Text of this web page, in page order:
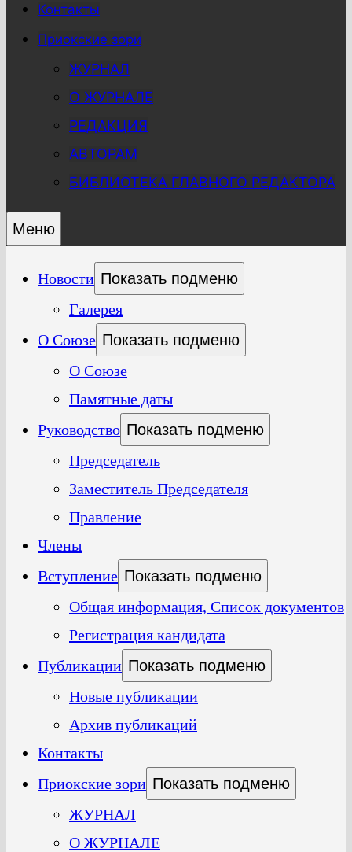
Контакты
Приокские зори
ЖУРНАЛ
О ЖУРНАЛЕ
РЕДАКЦИЯ
АВТОРАМ
БИБЛИОТЕКА ГЛАВНОГО РЕДАКТОРА
Меню
Новости Показать подменю
Галерея
О Союзе Показать подменю
О Союзе
Памятные даты
Руководство Показать подменю
Председатель
Заместитель Председателя
Правление
Члены
Вступление Показать подменю
Общая информация, Список документов
Регистрация кандидата
Публикации Показать подменю
Новые публикации
Архив публикаций
Контакты
Приокские зори Показать подменю
ЖУРНАЛ
О ЖУРНАЛЕ